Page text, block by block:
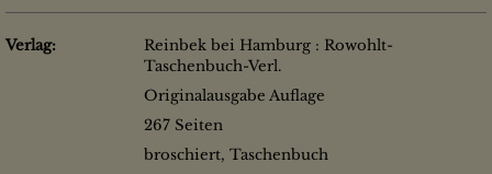
Verlag:
Reinbek bei Hamburg : Rowohlt-
Taschenbuch-Verl.
Originalausgabe Auflage
267 Seiten
broschiert, Taschenbuch